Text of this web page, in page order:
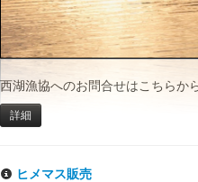
西湖漁協へのお問合せはこちらか
詳細
ヒメマス販売